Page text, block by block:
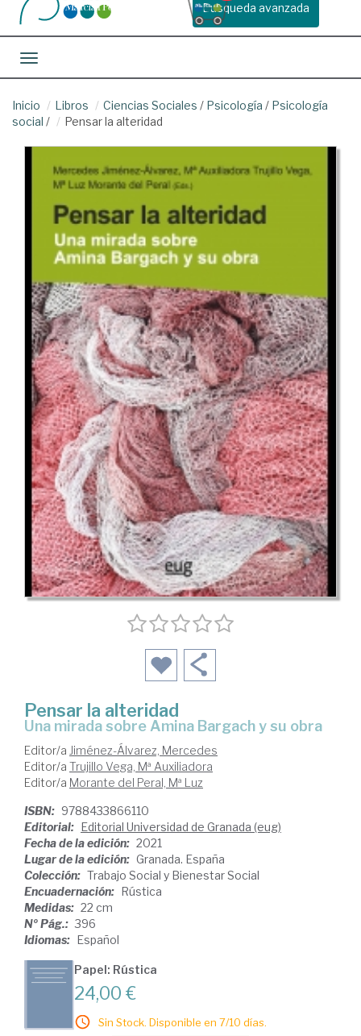
Busqueda avanzada
Toggle navigation
Inicio Libros Ciencias Sociales / Psicología / Psicología
social / Pensar la alteridad
Pensar la alteridad
una mirada sobre Amina Bargach y su obra
Editor/a Jiménez-Álvarez, Mercedes
Editor/a Trujillo Vega, Mª Auxiliadora
Editor/a Morante del Peral, Mª Luz
ISBN: 9788433866110
Editorial: Editorial Universidad de Granada (eug)
Fecha de la edición: 2021
Lugar de la edición: Granada. España
Colección: Trabajo Social y Bienestar Social
Encuadernación: Rústica
Medidas: 22 cm
Nº Pág.: 396
Idiomas: Español
Papel: Rústica
24,00 €
Sin Stock. Disponible en 7/10 días.